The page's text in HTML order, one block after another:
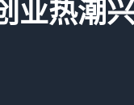
业热潮